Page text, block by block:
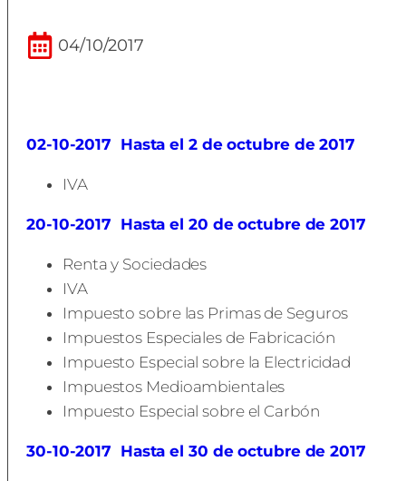
04/10/2017
02-10-2017 Hasta el 2 de octubre de 2017
IVA
20-10-2017 Hasta el 20 de octubre de 2017
Renta y Sociedades
IVA
Impuesto sobre las Primas de Seguros
Impuestos Especiales de Fabricación
Impuesto Especial sobre la Electricidad
Impuestos Medioambientales
Impuesto Especial sobre el Carbón
30-10-2017 Hasta el 30 de octubre de 2017